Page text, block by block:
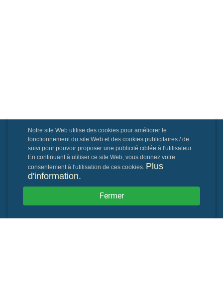
Notre site Web utilise des cookies pour améliorer le
fonctionnement du site Web et des cookies publicitaires / de
suivi pour pouvoir proposer une publicité ciblée à l'utilisateur.
En continuant à utiliser ce site Web, vous donnez votre
consentement à l'utilisation de ces cookies. Plus
d'information.
Fermer